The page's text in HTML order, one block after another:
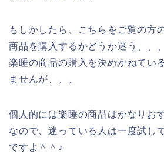
もしかしたら、こちらをご覧の方
商品を購入するかどうか迷う、、
楽睡の商品の購入を決めかねてい
ませんが、、、
個人的には楽睡の商品はかなりお
なので、迷っている人は一度試し
ですよ＾＾♪